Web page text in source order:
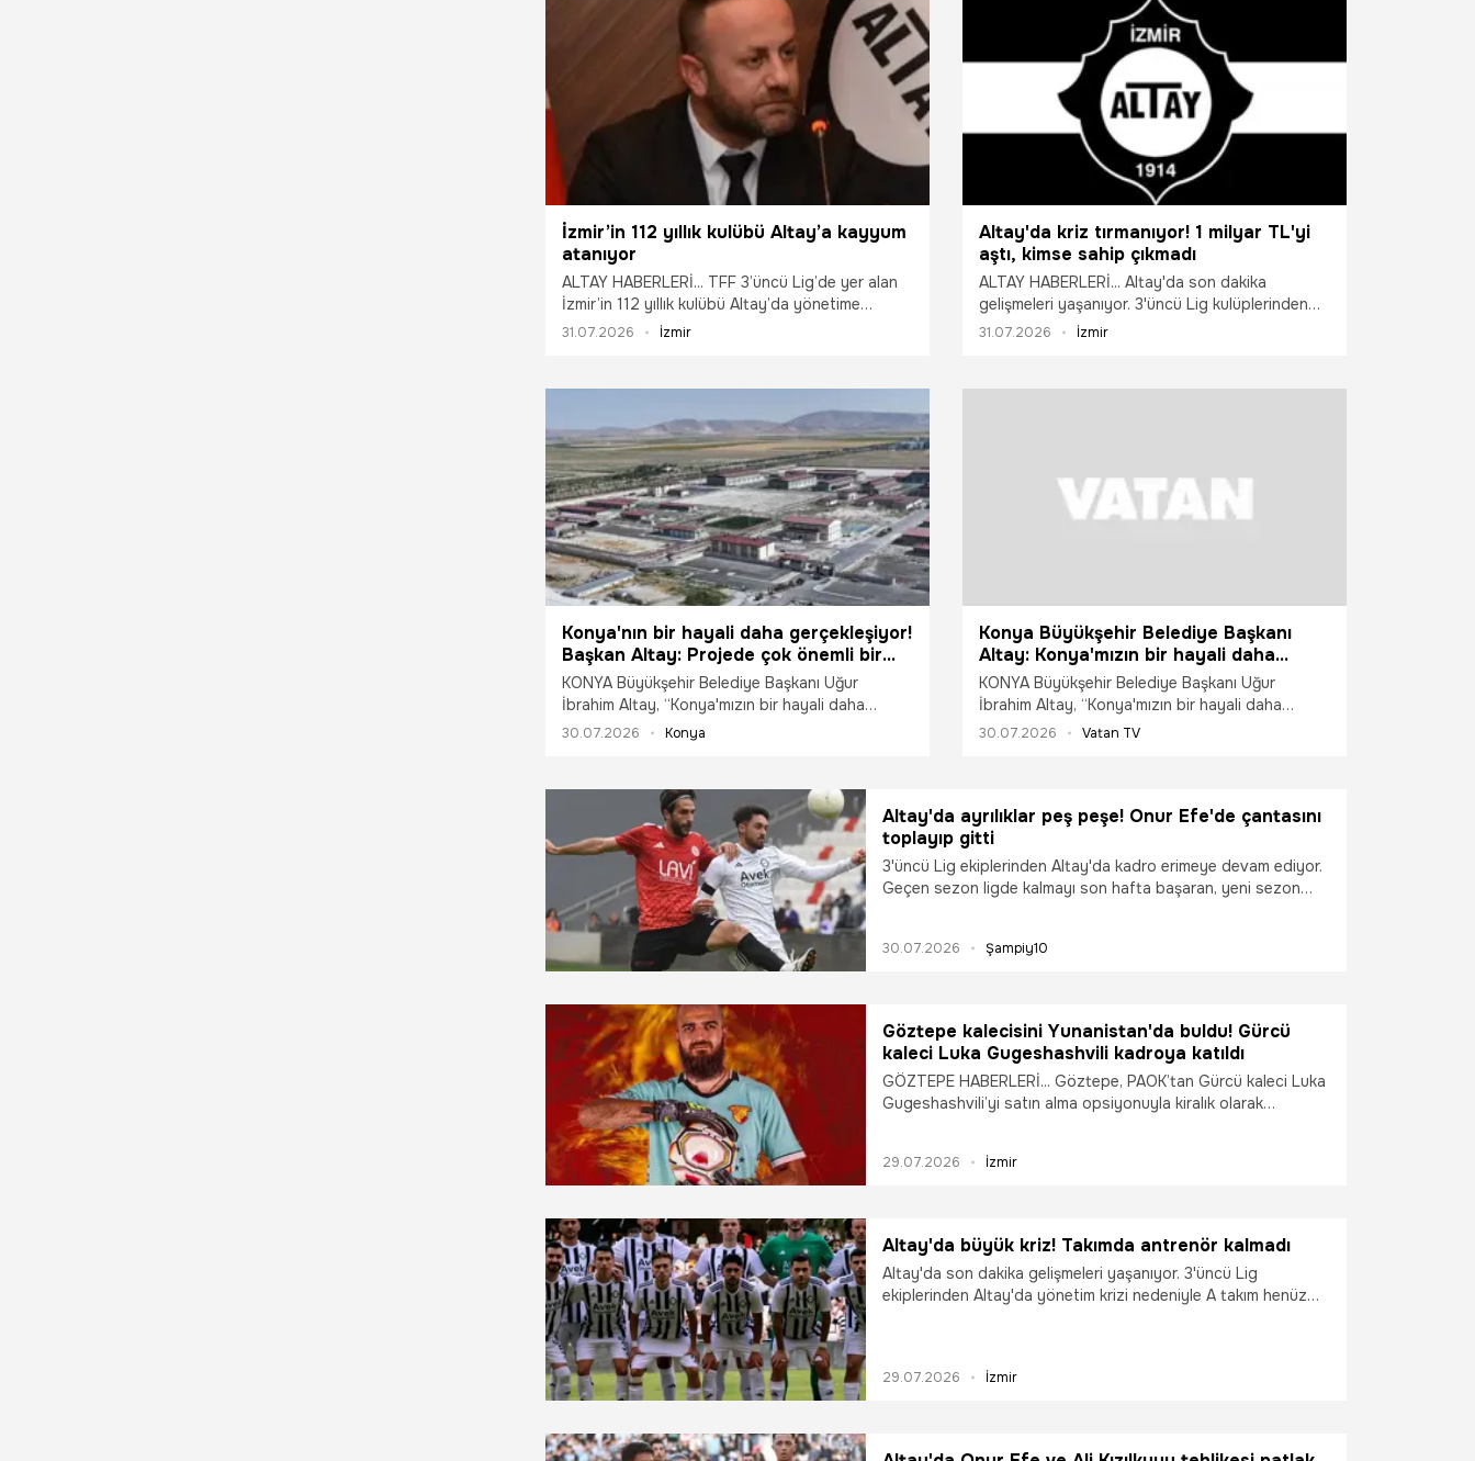
İzmir’in 112 yıllık kulübü Altay’a kayyum
atanıyor
ALTAY HABERLERİ... TFF 3’üncü Lig’de yer alan
İzmir’in 112 yıllık kulübü Altay’da yönetime
kayyum atanacağı açıklandı.
31.07.2026 İzmir
Altay'da kriz tırmanıyor! 1 milyar TL'yi
aştı, kimse sahip çıkmadı
ALTAY HABERLERİ... Altay'da son dakika
gelişmeleri yaşanıyor. 3'üncü Lig kulüplerinden
Altay'da yeni sezon öncesi yaşanan belirsizlik
31.07.2026 İzmir
Konya'nın bir hayali daha gerçekleşiyor!
Başkan Altay: Projede çok önemli bir
dönüm noktasına ulaştık
KONYA Büyükşehir Belediye Başkanı Uğur
İbrahim Altay, “Konya'mızın bir hayali daha
gerçekleşiyor. Büyükşehir tarihinin en büyük
Kuvvetlerimize Ankara yolu üzerinde
kazandırdığımız, Türkiye'nin en modern
tesislerine büyük taşınma başladı” dedi.
30.07.2026 Konya
Konya Büyükşehir Belediye Başkanı
Altay: Konya'mızın bir hayali daha
gerçekleşiyor
KONYA Büyükşehir Belediye Başkanı Uğur
İbrahim Altay, “Konya'mızın bir hayali daha
gerçekleşiyor. Büyükşehir tarihinin en büyük
kazandırdığımız, Türkiye'nin en modern
tesislerine büyük taşınma başladı” dedi.
30.07.2026 Vatan TV
Altay'da ayrılıklar peş peşe! Onur Efe'de çantasını
toplayıp gitti
3'üncü Lig ekiplerinden Altay'da kadro erimeye devam ediyor.
Geçen sezon ligde kalmayı son hafta başaran, yeni sezon
30.07.2026 Şampiy10
Göztepe kalecisini Yunanistan'da buldu! Gürcü
kaleci Luka Gugeshashvili kadroya katıldı
GÖZTEPE HABERLERİ... Göztepe, PAOK’tan Gürcü kaleci Luka
Gugeshashvili’yi satın alma opsiyonuyla kiralık olarak
29.07.2026 İzmir
Altay'da büyük kriz! Takımda antrenör kalmadı
Altay'da son dakika gelişmeleri yaşanıyor. 3'üncü Lig
ekiplerinden Altay'da yönetim krizi nedeniyle A takım henüz
29.07.2026 İzmir